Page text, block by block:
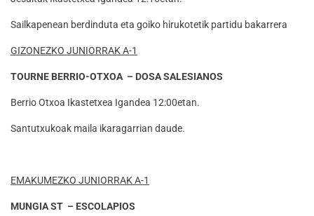
Sailkapenean berdinduta eta goiko hirukotetik partidu bakarrera
GIZONEZKO JUNIORRAK A-1
TOURNE BERRIO-OTXOA – DOSA SALESIANOS
Berrio Otxoa Ikastetxea Igandea 12:00etan.
Santutxukoak maila ikaragarrian daude.
EMAKUMEZKO JUNIORRAK A-1
MUNGIA ST – ESCOLAPIOS